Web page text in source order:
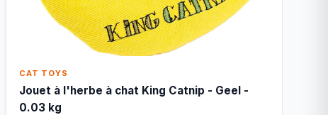
CAT TOYS
Jouet à l'herbe à chat King Catnip - Geel -
0.03 kg